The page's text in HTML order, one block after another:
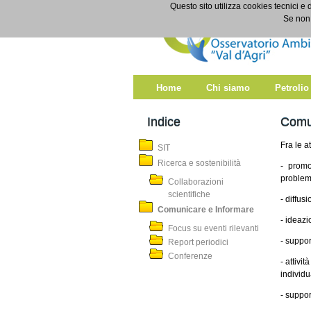
Comunicare e Informare
Home Chi siamo
Indice
SIT
Ricerca e sostenibilità
Collaborazioni
scientifiche
Comunicare e Informare
Focus su eventi rilevanti
Report periodici
Conferenze
Fra le
-
-
-
-
-
-
Questo sito utilizza cookies tecnici e
Se